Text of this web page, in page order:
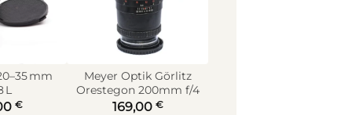
mm
L
€
Meyer Optik Görlitz
Orestegon 200mm f/4
169,00 €